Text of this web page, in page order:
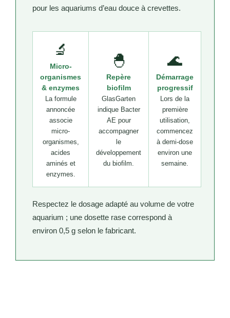
pour les aquariums d’eau douce à crevettes.
🔬
Micro-
organismes
& enzymes
La formule
annoncée
associe
micro-
organismes,
acides
aminés et
enzymes.
🐣
Repère
biofilm
GlasGarten
indique Bacter
AE pour
accompagner
le
développement
du biofilm.
🌊
Démarrage
progressif
Lors de la
première
utilisation,
commencez
à demi-dose
environ une
semaine.
Respectez le dosage adapté au volume de votre
aquarium ; une dosette rase correspond à
environ 0,5 g selon le fabricant.